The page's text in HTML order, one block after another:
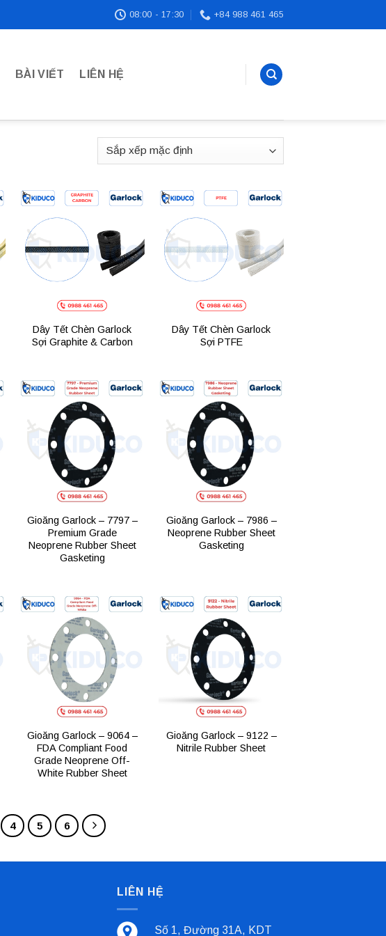
08:00 - 17:30 +84 988 461 465
BÀI VIẾT LIÊN HỆ
wishlist
Dây Tết Chèn Garlock
Sợi Graphite & Carbon
wishlist
Dây Tết Chèn Garlock
Sợi PTFE
Add to
wishlist
Gioăng Garlock – 7797 –
Premium Grade
Neoprene Rubber Sheet
Gasketing
wishlist
Gioăng Garlock – 7986 –
Neoprene Rubber Sheet
Gasketing
Add to
wishlist
Gioăng Garlock – 9064 –
FDA Compliant Food
Grade Neoprene Off-
White Rubber Sheet
Add to
wishlist
Gioăng Garlock – 9122 –
Nitrile Rubber Sheet
4 5 6
LIÊN HỆ
Số 1, Đường 31A, KDT